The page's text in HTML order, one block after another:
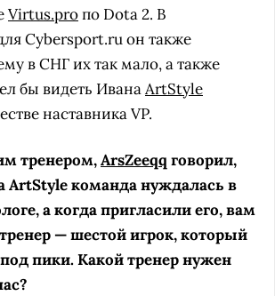
Virtus.proпо Dota 2. В
Cybersport.ru он также
в СНГ их так мало, а также
бы видеть ИванаArtStyle
наставника VP.
тренером,ArsZeeqq говорил,
ArtStyle команда нуждалась в
а когда пригласили его, вам
— шестой игрок, который
пики. Какой тренер нужен